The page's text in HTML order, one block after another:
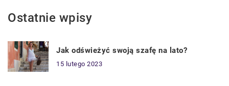
Ostatnie wpisy
Jak odświeżyć swoją szafę na lato?
15 lutego 2023